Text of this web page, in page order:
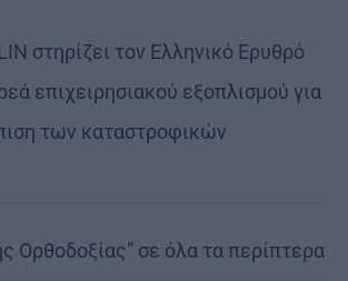
στηρίζει τον Ελληνικό Ερυθρό
επιχειρησιακού εξοπλισμού για
των καταστροφικών
Ορθοδοξίας” σε όλα τα περίπτερα